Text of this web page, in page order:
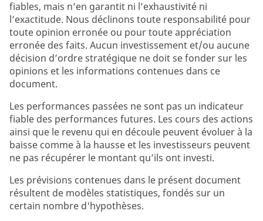
fiables, mais n’en garantit ni l’exhaustivité ni
l’exactitude. Nous déclinons toute responsabilité pour
toute opinion erronée ou pour toute appréciation
erronée des faits. Aucun investissement et/ou aucune
décision d’ordre stratégique ne doit se fonder sur les
opinions et les informations contenues dans ce
document.
Les performances passées ne sont pas un indicateur
fiable des performances futures. Les cours des actions
ainsi que le revenu qui en découle peuvent évoluer à la
baisse comme à la hausse et les investisseurs peuvent
ne pas récupérer le montant qu’ils ont investi.
Les prévisions contenues dans le présent document
résultent de modèles statistiques, fondés sur un
certain nombre d'hypothèses.